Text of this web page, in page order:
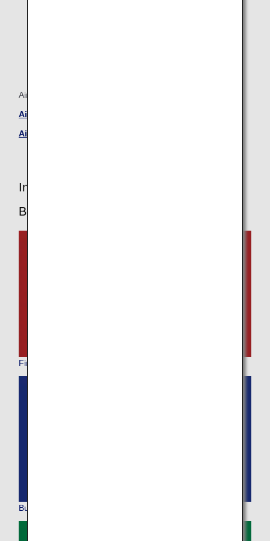
Airbus A320neo
Airbus A320neo – Business-Class-Sitzplätze
Airbus A320neo – Economy-Class-Sitzplätze
Informationen zu Flugzeugen und
Bordservices
First Class
Business Class